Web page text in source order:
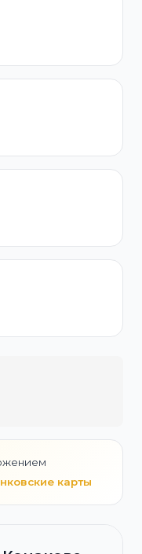
карты